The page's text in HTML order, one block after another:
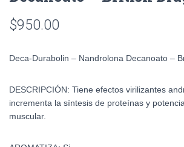
$950.00
Deca-Durabolin – Nandrolona Decanoato –
DESCRIPCIÓN: Tiene efectos virilizantes
incrementa la síntesis de proteínas y
muscular.